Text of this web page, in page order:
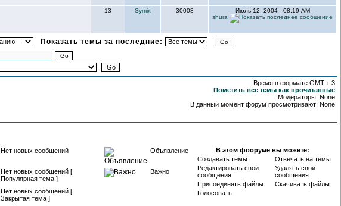
13 Symix 30008
Июль 12, 2004 - 08:19 AM
shura
Показать темы за последние:
Время в формате GMT + 3
Пометить все темы как прочитанные
Модераторы: None
В данный момент форум просмотривают: None
Нет новых сообщений Объявление
Нет новых сообщений [
Популярная тема ]
Важно
Нет новых сообщений [
Закрытая тема ]
В этом фооруме вы можете:
Создавать темы
Отвечать на темы
Редактировать свои
сообщения
Удалять свои
сообщения
Присоединять файлы
Скачивать файлы
Голосовать